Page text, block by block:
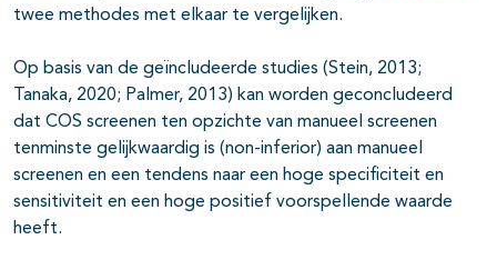
twee methodes met elkaar te vergelijken.
Op basis van de geïncludeerde studies (Stein, 2013;
Tanaka, 2020; Palmer, 2013) kan worden geconcludeerd
dat COS screenen ten opzichte van manueel screenen
tenminste gelijkwaardig is (non-inferior) aan manueel
screenen en een tendens naar een hoge specificiteit en
sensitiviteit en een hoge positief voorspellende waarde
heeft.